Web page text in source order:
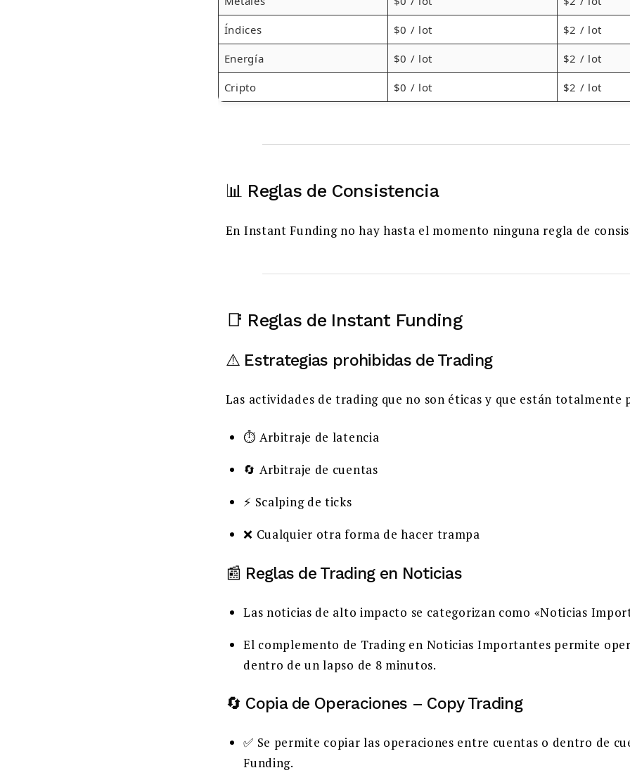
Índices $0 / lot $2 / lot
Energía $0 / lot $2 / lot
Cripto $0 / lot $2 / lot
📊 Reglas de Consistencia
En Instant Funding no hay hasta el momento ninguna regla de
📑 Reglas de Instant Funding
⚠️ Estrategias prohibidas de Trading
Las actividades de trading que no son éticas y que están totalmente
⏱️ Arbitraje de latencia
🔄 Arbitraje de cuentas
⚡ Scalping de ticks
❌ Cualquier otra forma de hacer trampa
📰 Reglas de Trading en Noticias
Las noticias de alto impacto se categorizan como «Noticias
El complemento de Trading en Noticias Importantes permite
dentro de un lapso de 8 minutos.
🔄 Copia de Operaciones – Copy Trading
✅ Se permite copiar las operaciones entre cuentas o dentro de
Funding.